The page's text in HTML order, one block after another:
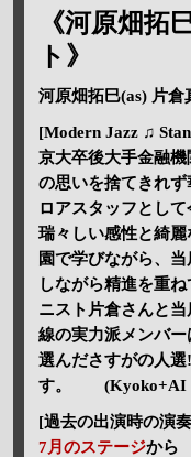
《河原畑拓
ト》
河原畑拓巳(as) 片倉
[Modern Jazz ♫
京大卒後大手金融
の思いを捨てきれ
ロアスタッフとし
瑞々しい感性と綺
園で学びながら、
しながら精進を重
ニスト片倉さんと
線の実力派メンバ
選んださすがの人
す。 (Kyoko+AI
[過去の出演時の演
7月のステージから